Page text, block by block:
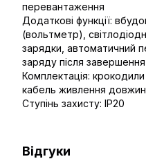
перевантаження
Додаткові функції:
(вольтметр),
зарядки, автоматичний
заряду після
Комплектація:
кабель живлення
Ступінь захисту: IP20
Відгуки